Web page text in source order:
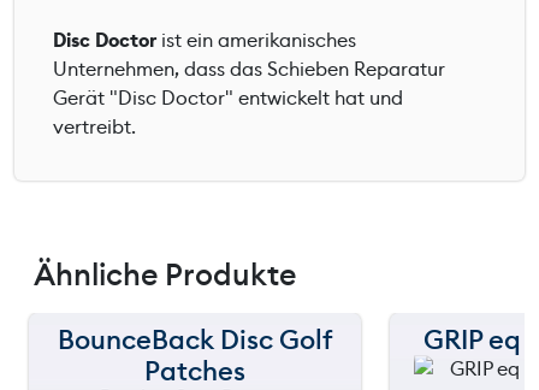
Disc Doctor ist ein amerikanisches
Unternehmen, dass das Schieben Reparatur
Gerät "Disc Doctor" entwickelt hat und
vertreibt.
Ähnliche Produkte
BounceBack Disc Golf
Patches
GRIP eq